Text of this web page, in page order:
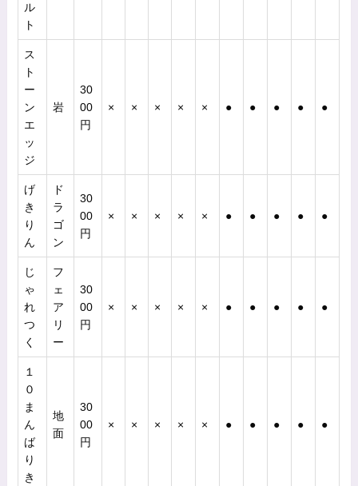
ル
ト
ス
ト
ー
ン
エ
ッ
ジ
岩
30
00
円
× × × × × ● ● ● ● ●
げ
き
り
ん
ド
ラ
ゴ
ン
30
00
円
× × × × × ● ● ● ● ●
じ
ゃ
れ
つ
く
フ
ェ
ア
リ
ー
30
00
円
× × × × × ● ● ● ● ●
１
０
ま
ん
ば
り
き
地
面
30
00
円
× × × × × ● ● ● ● ●